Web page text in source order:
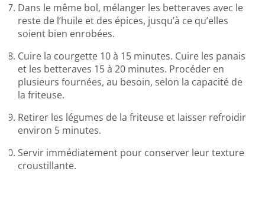
Dans le même bol, mélanger les betteraves avec le
reste de l’huile et des épices, jusqu’à ce qu’elles
soient bien enrobées.
Cuire la courgette 10 à 15 minutes. Cuire les panais
et les betteraves 15 à 20 minutes. Procéder en
plusieurs fournées, au besoin, selon la capacité de
la friteuse.
Retirer les légumes de la friteuse et laisser refroidir
environ 5 minutes.
Servir immédiatement pour conserver leur texture
croustillante.